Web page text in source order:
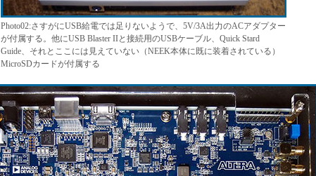
Photo02:さすがにUSB給電では足りないようで、5V/3A出力のACアダプター
が付属する。他にUSB Blaster IIと接続用のUSBケーブル、Quick Stard
Guide、それとここには見えていない（NEEK本体に既に装着されている）
MicroSDカードが付属する